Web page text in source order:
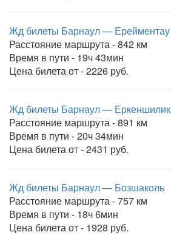
Жд билеты Барнаул — Ерейментау
Расстояние маршрута - 842 км
Время в пути - 19ч 43мин
Цена билета от - 2226 руб.
Жд билеты Барнаул — Еркеншилик
Расстояние маршрута - 891 км
Время в пути - 20ч 34мин
Цена билета от - 2431 руб.
Жд билеты Барнаул — Бозшаколь
Расстояние маршрута - 757 км
Время в пути - 18ч 6мин
Цена билета от - 1928 руб.